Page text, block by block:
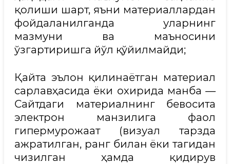
қолиши шарт, яъни материаллардан
фойдаланилганда уларнинг
мазмуни ва маъносини
ўзгартиришга йўл қўйилмайди;
Қайта эълон қилинаётган материал
сарлавҳасида ёки охирида манба —
Сайтдаги материалнинг бевосита
электрон манзилига фаол
гипермурожаат (визуал тарзда
ажратилган, ранг билан ёки тагидан
чизилган ҳамда қидирув